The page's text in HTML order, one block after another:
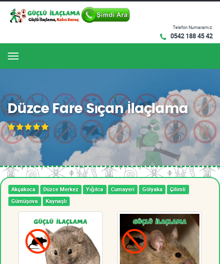
Telefon Numaramız:
0542 188 45 42
Menu
Düzce Fare Sıçan İlaçlama
Akçakoca Düzce Merkez Yığılca Cumayeri Gölyaka
Çilimli
Gümüşova
Kaynaşlı